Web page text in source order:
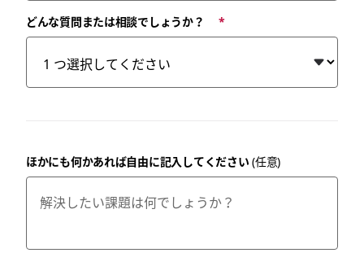
どんな質問または相談でしょうか？ *
ほかにも何かあれば自由に記入してください (任意)